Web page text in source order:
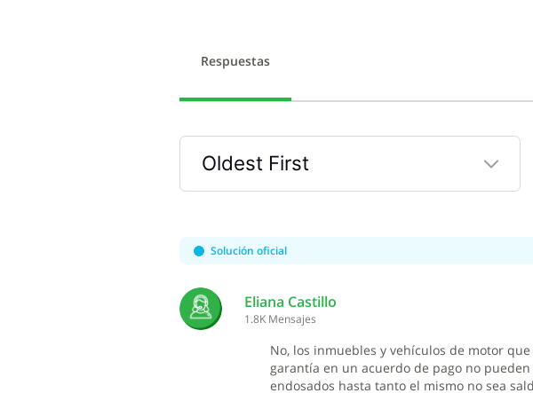
Respuestas
Oldest First
Selected
First
Solución oficial
Eliana Castillo
1.8K Mensajes
No, los inmuebles y vehículos de motor
garantía en un acuerdo de pago no
endosados hasta tanto el mismo no sea